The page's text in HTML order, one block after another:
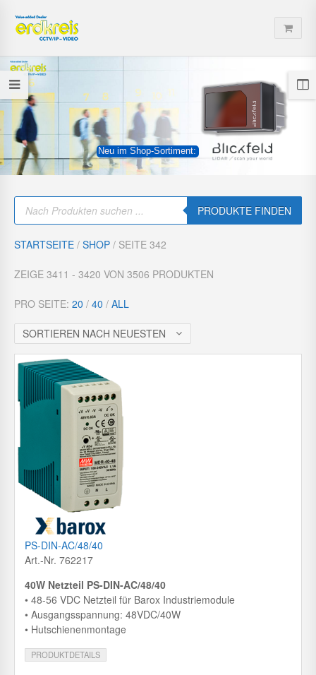
Neu im Shop-Sortiment:
P
o
u
c
s
s
a
r
PRODUKTE FINDEN
STARTSEITE / SHOP / SEITE 342
ZEIGE 3411 - 3420 VON 3506 PRODUKTEN
PRO SEITE: 20 / 40 / ALL
SORTIEREN NACH NEUESTEN
PS-DIN-AC/48/40
Art.-Nr. 762217
40W Netzteil PS-DIN-AC/48/40
• 48-56 VDC Netzteil für Barox Industriemodule
• Ausgangsspannung: 48VDC/40W
• Hutschienenmontage
PRODUKTDETAILS